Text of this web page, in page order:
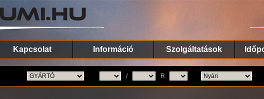
Kapcsolat Információ Szolgáltatások
/ R